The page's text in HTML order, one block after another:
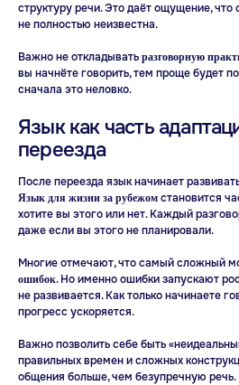
структуру речи. Это даёт ощущение, что
не полностью неизвестна.
Важно не откладывать разговорную
вы начнёте говорить, тем проще будет
сначала это неловко.
Язык как часть
переезда
После переезда язык начинает
Язык для жизни за рубежом становится
хотите вы этого или нет. Каждый
даже если вы этого не планировали.
Многие отмечают, что самый сложный
ошибок. Но именно ошибки запускают
не развивается. Как только начинаете
прогресс ускоряется.
Важно позволить себе быть
правильных времен и сложных
общения больше, чем безупречную речь.
под ваш график
Записаться на консультацию
Не хватает времени
на учёбу?